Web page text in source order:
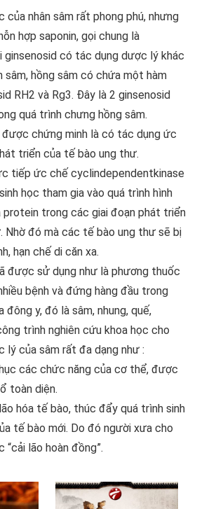
của nhân sâm rất phong phú, nhưng
hợp saponin, gọi chung là
ginsenosid có tác dụng dược lý khác
sâm, hồng sâm có chứa một hàm
RH2 và Rg3. Đây là 2 ginsenosid
quá trình chưng hồng sâm.
được chứng minh là có tác dụng ức
triển của tế bào ung thư.
tiếp ức chế cyclindependentkinase
học tham gia vào quá trình hình
protein trong các giai đoạn phát triển
Nhờ đó mà các tế bào ung thư sẽ bị
hạn chế di căn xa.
được sử dụng như là phương thuốc
bệnh và đứng hàng đầu trong
y, đó là sâm, nhung, quế,
trình nghiên cứu khoa học cho
của sâm rất đa dạng như :
các chức năng của cơ thể, được
toàn diện.
hóa tế bào, thúc đẩy quá trình sinh
tế bào mới. Do đó người xưa cho
“cải lão hoàn đồng”.